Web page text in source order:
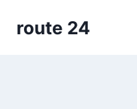
sisältöön
route 24